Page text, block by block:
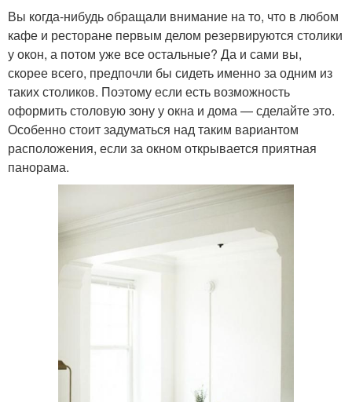
Вы когда-нибудь обращали внимание на то, что в любом
кафе и ресторане первым делом резервируются столики
у окон, а потом уже все остальные? Да и сами вы,
скорее всего, предпочли бы сидеть именно за одним из
таких столиков. Поэтому если есть возможность
оформить столовую зону у окна и дома — сделайте это.
Особенно стоит задуматься над таким вариантом
расположения, если за окном открывается приятная
панорама.